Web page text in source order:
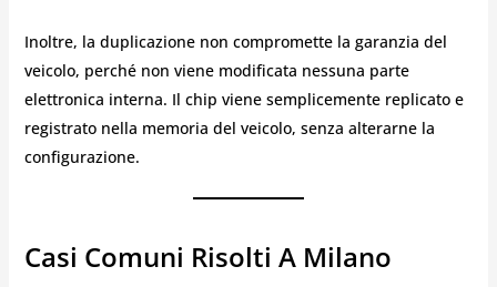
Inoltre, la duplicazione non compromette la garanzia del
veicolo, perché non viene modificata nessuna parte
elettronica interna. Il chip viene semplicemente replicato e
registrato nella memoria del veicolo, senza alterarne la
configurazione.
Casi Comuni Risolti A Milano